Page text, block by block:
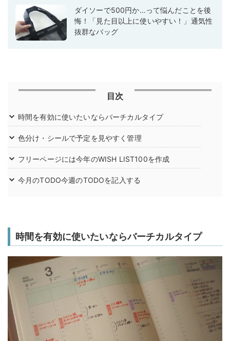
ダイソーで500円か…って悩んだことを後
悔！「見た目以上に使いやすい！」通気性
抜群なバッグ
目次
時間を有効に使いたいならバーチカルタイプ
色分け・シールで予定を見やすく管理
フリーページには今年のWISH LIST100を作成
今月のTODO今週のTODOを記入する
時間を有効に使いたいならバーチカルタイプ